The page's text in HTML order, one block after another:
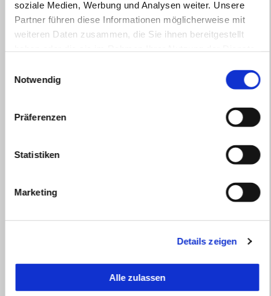
soziale Medien, Werbung und Analysen weiter. Unsere
Partner führen diese Informationen möglicherweise mit
weiteren Daten zusammen, die Sie ihnen bereitgestellt
Notwendig
Präferenzen
Statistiken
Marketing
Details zeigen
Alle zulassen
Gültig bis31 August 2026